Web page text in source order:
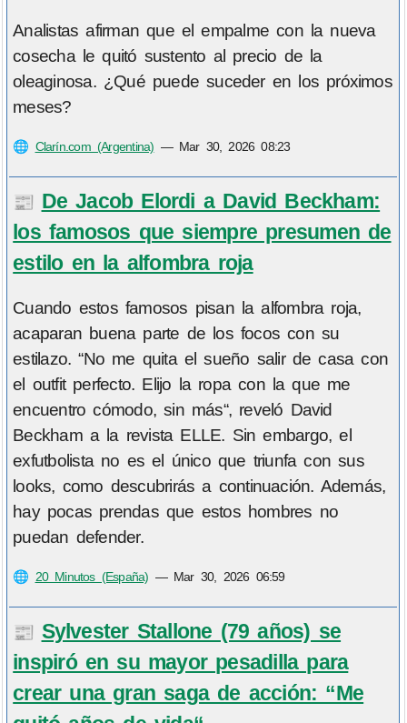
Analistas afirman que el empalme con la nueva
cosecha le quitó sustento al precio de la
oleaginosa. ¿Qué puede suceder en los próximos
meses?
🌐 Clarín.com (Argentina) — Mar 30, 2026 08:23
📰 De Jacob Elordi a David Beckham:
los famosos que siempre presumen de
estilo en la alfombra roja
Cuando estos famosos pisan la alfombra roja,
acaparan buena parte de los focos con su
estilazo. “No me quita el sueño salir de casa con
el outfit perfecto. Elijo la ropa con la que me
encuentro cómodo, sin más“, reveló David
Beckham a la revista ELLE. Sin embargo, el
exfutbolista no es el único que triunfa con sus
looks, como descubrirás a continuación. Además,
hay pocas prendas que estos hombres no
puedan defender.
🌐 20 Minutos (España) — Mar 30, 2026 06:59
📰 Sylvester Stallone (79 años) se
inspiró en su mayor pesadilla para
crear una gran saga de acción: “Me